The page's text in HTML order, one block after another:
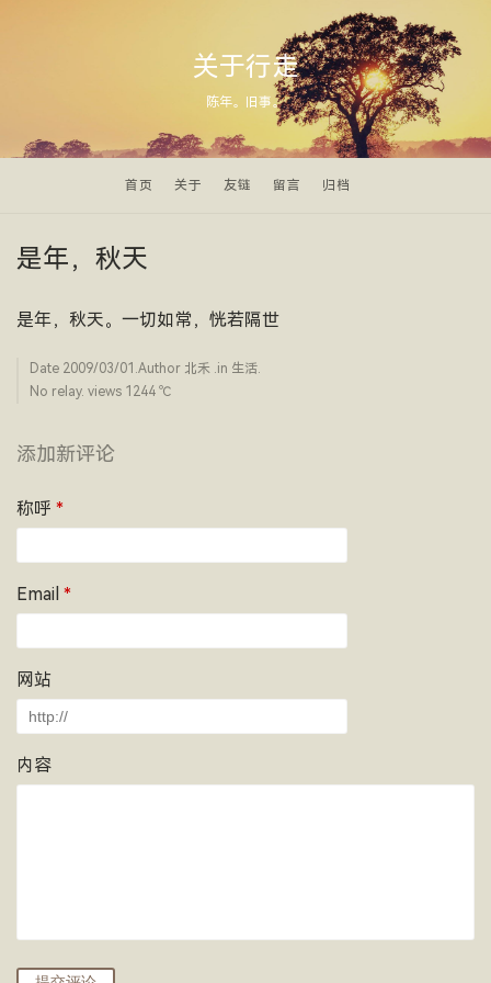
关于行走
陈年。旧事。
首页 关于 友链 留言 归档
是年，秋天
是年，秋天。一切如常，恍若隔世
Date 2009/03/01 .Author 北禾 .in 生活.
No relay. views 1244 ­℃
添加新评论
称呼 *
Email *
网站
内容